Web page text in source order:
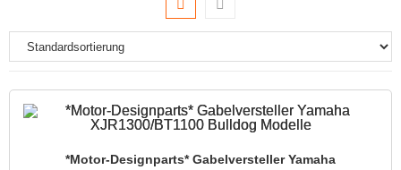
*Motor-Designparts* Gabelversteller Yamaha